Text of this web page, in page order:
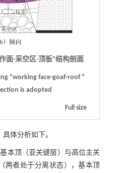
面-采空区-顶板”结构剖面
“working face-goaf-roof ”
is adopted
Full size
体分析如下。
本顶（亚关键层）与高位主关
两者处于分离状态），基本顶